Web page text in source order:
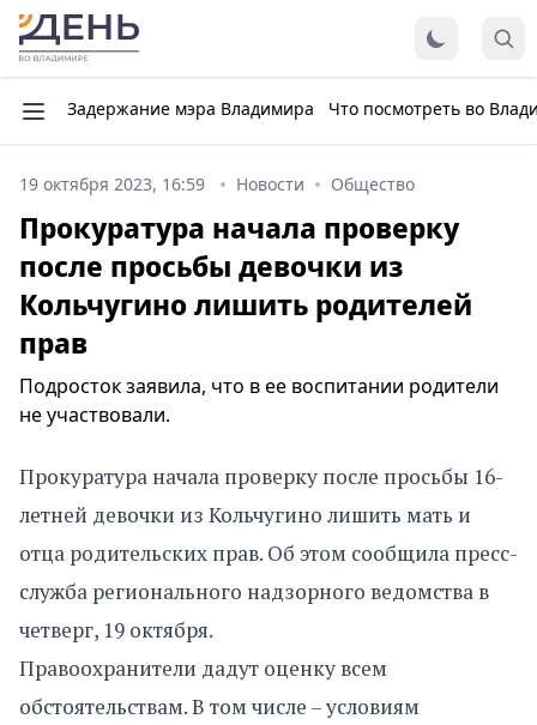
Задержание мэра Владимира Что посмотреть во
19 октября 2023, 16:59 Новости Общество
Прокуратура начала проверку
после просьбы девочки из
Кольчугино лишить родителей
прав
Подросток заявила, что в ее воспитании родители
не участвовали.
Прокуратура начала проверку после просьбы 16-
летней девочки из Кольчугино лишить мать и
отца родительских прав. Об этом сообщила пресс-
служба регионального надзорного ведомства в
четверг, 19 октября.
Правоохранители дадут оценку всем
обстоятельствам. В том числе – условиям